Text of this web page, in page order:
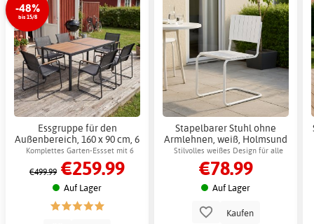
-48%
bis 15/8
Essgruppe für den
Außenbereich, 160 x 90 cm, 6
Stühle, Stahl - Sansibar +
Möbelpflege
Komplettes Garten-Essset mit 6
Stühlen
€499.99 €259.99
Auf Lager
Stapelbarer Stuhl ohne
Armlehnen, weiß, Holmsund
Gartenmöbel
Stilvolles weißes Design für alle
Außenbereiche
€78.99
Auf Lager
Kaufen